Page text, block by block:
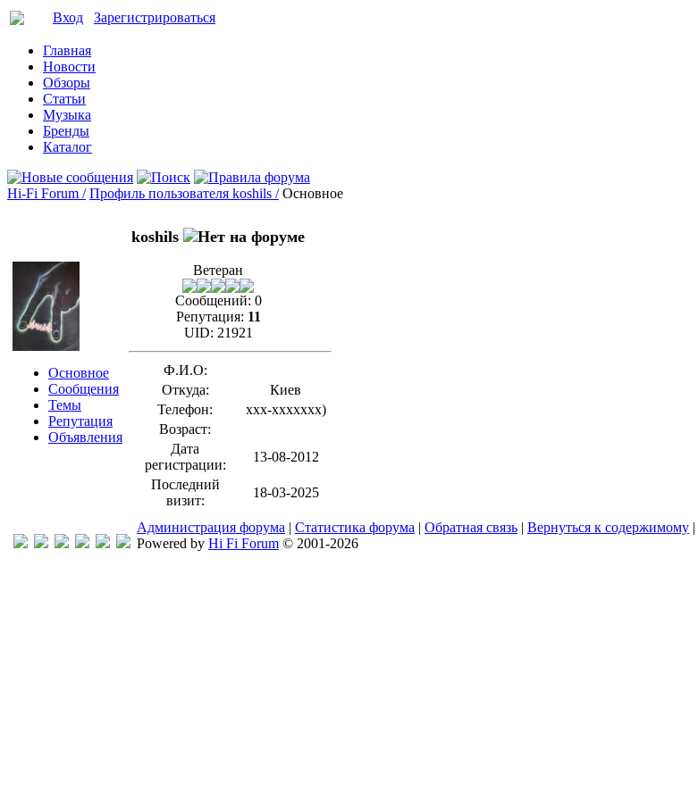
Вход Зарегистрироваться
Главная
Новости
Обзоры
Статьи
Музыка
Бренды
Каталог
Hi-Fi Forum / Профиль пользователя koshils / Основное
Основное
Сообщения
Темы
Репутация
Объявления
koshils
Ветеран
Сообщений: 0
Репутация: 11
UID: 21921
Ф.И.О:
Откуда:
Киев
Телефон:
xxx-xxxxxxx)
Возраст:
Дата
регистрации:
13-08-2012
Последний
визит:
18-03-2025
Администрация форума | Статистика форума | Обратная связь | Вернуться к содержимому |
Powered by Hi Fi Forum © 2001-2026